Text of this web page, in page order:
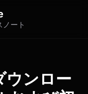
ート
ンロー